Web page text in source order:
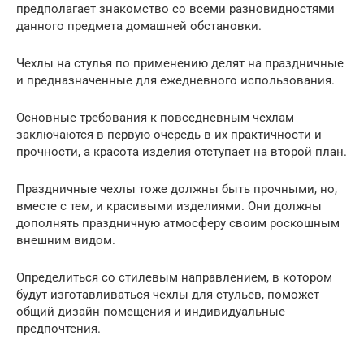
предполагает знакомство со всеми разновидностями
данного предмета домашней обстановки.
Чехлы на стулья по применению делят на праздничные
и предназначенные для ежедневного использования.
Основные требования к повседневным чехлам
заключаются в первую очередь в их практичности и
прочности, а красота изделия отступает на второй план.
Праздничные чехлы тоже должны быть прочными, но,
вместе с тем, и красивыми изделиями. Они должны
дополнять праздничную атмосферу своим роскошным
внешним видом.
Определиться со стилевым направлением, в котором
будут изготавливаться чехлы для стульев, поможет
общий дизайн помещения и индивидуальные
предпочтения.